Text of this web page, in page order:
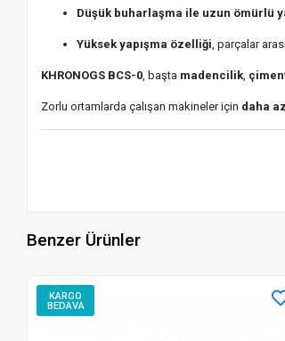
Düşük buharlaşma ile uzun ömürlü
Yüksek yapışma özelliği, parçalar
KHRONOGS BCS-0, başta madencilik,
Zorlu ortamlarda çalışan makineler için daha
Benzer Ürünler
KARGO
BEDAVA